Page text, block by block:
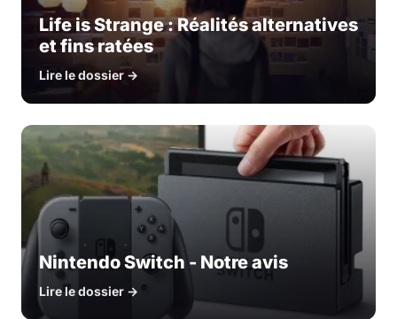
Life is Strange : Réalités alternatives
et fins ratées
Lire le dossier →
Nintendo Switch - Notre avis
Lire le dossier →